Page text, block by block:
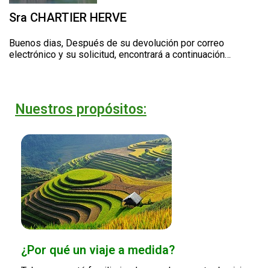
Sra CHARTIER HERVE
Buenos dias, Después de su devolución por correo
electrónico y su solicitud, encontrará a continuación…
Nuestros propósitos:
¿Por qué un viaje a medida?